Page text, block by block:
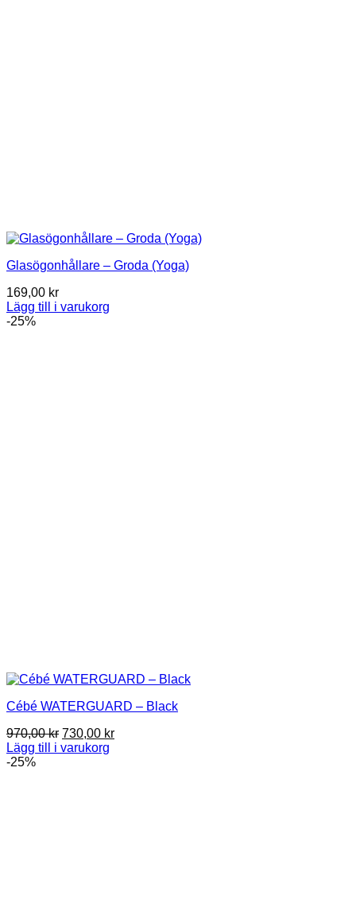
Glasögonhållare – Groda (Yoga)
169,00 kr
Lägg till i varukorg
-25%
Cébé WATERGUARD – Black
970,00kr Det
ursprungliga
730,00 krDet
Lägg till i varukorg
-25%